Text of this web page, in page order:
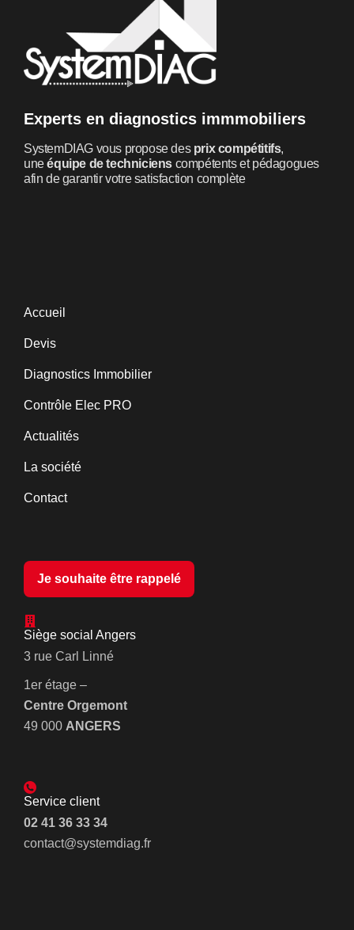
Experts en diagnostics immmobiliers
SystemDIAG vous propose des prix compétitifs,
uneéquipe de techniciens compétents et pédagogues
afin de garantir votre satisfaction complète
Accueil
Devis
Diagnostics Immobilier
Contrôle Elec PRO
Actualités
La société
Contact
Je souhaite être rappelé
Siège social Angers
3 rue Carl Linné
1er étage –
Centre Orgemont
49 000 ANGERS
Service client
02 41 36 33 34
contact@systemdiag.fr